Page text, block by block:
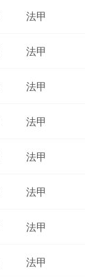
法甲
法甲
法甲
法甲
法甲
法甲
法甲
法甲